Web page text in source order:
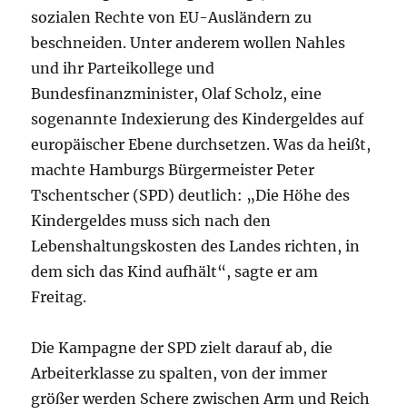
sozialen Rechte von EU-Ausländern zu
beschneiden. Unter anderem wollen Nahles
und ihr Parteikollege und
Bundesfinanzminister, Olaf Scholz, eine
sogenannte Indexierung des Kindergeldes auf
europäischer Ebene durchsetzen. Was da heißt,
machte Hamburgs Bürgermeister Peter
Tschentscher (SPD) deutlich: „Die Höhe des
Kindergeldes muss sich nach den
Lebenshaltungskosten des Landes richten, in
dem sich das Kind aufhält“, sagte er am
Freitag.
Die Kampagne der SPD zielt darauf ab, die
Arbeiterklasse zu spalten, von der immer
größer werden Schere zwischen Arm und Reich